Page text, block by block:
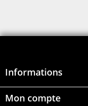
Informations
Mon compte